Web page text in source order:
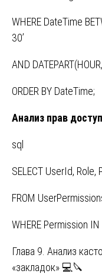
WHERE DateTime
30’
AND
ORDER BY DateTime;
Анализ прав
sql
SELECT UserId, Role,
FROM
WHERE Permission IN
Глава 9. Анализ
«закладок» 💻🔪